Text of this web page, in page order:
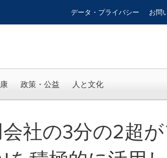
データ・プライバシー お問
政策・公益 人と文化
社の3分の2超